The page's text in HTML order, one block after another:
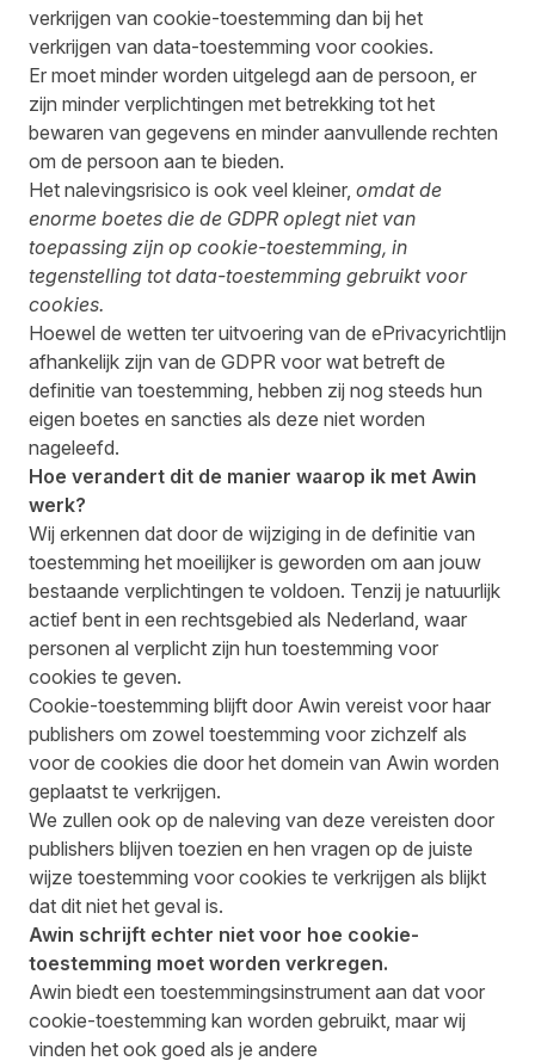
verkrijgen van cookie-toestemming dan bij het
verkrijgen van data-toestemming voor cookies.
Er moet minder worden uitgelegd aan de persoon, er
zijn minder verplichtingen met betrekking tot het
bewaren van gegevens en minder aanvullende rechten
om de persoon aan te bieden.
Het nalevingsrisico is ook veel kleiner, omdat de
enorme boetes die de GDPR oplegt niet van
toepassing zijn op cookie-toestemming, in
tegenstelling tot data-toestemming gebruikt voor
cookies.
Hoewel de wetten ter uitvoering van de ePrivacyrichtlijn
afhankelijk zijn van de GDPR voor wat betreft de
definitie van toestemming, hebben zij nog steeds hun
eigen boetes en sancties als deze niet worden
nageleefd.
Hoe verandert dit de manier waarop ik met Awin
werk?
Wij erkennen dat door de wijziging in de definitie van
toestemming het moeilijker is geworden om aan jouw
bestaande verplichtingen te voldoen. Tenzij je natuurlijk
actief bent in een rechtsgebied als Nederland, waar
personen al verplicht zijn hun toestemming voor
cookies te geven.
Cookie-toestemming blijft door Awin vereist voor haar
publishers om zowel toestemming voor zichzelf als
voor de cookies die door het domein van Awin worden
geplaatst te verkrijgen.
We zullen ook op de naleving van deze vereisten door
publishers blijven toezien en hen vragen op de juiste
wijze toestemming voor cookies te verkrijgen als blijkt
dat dit niet het geval is.
Awin schrijft echter niet voor hoe cookie-
toestemming moet worden verkregen.
Awin biedt een toestemmingsinstrument aan dat voor
cookie-toestemming kan worden gebruikt, maar wij
vinden het ook goed als je andere